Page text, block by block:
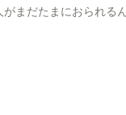
まだたまにおられる